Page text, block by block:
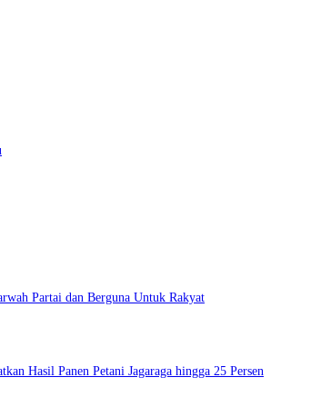
Partai dan Berguna Untuk Rakyat
Hasil Panen Petani Jagaraga hingga 25 Persen